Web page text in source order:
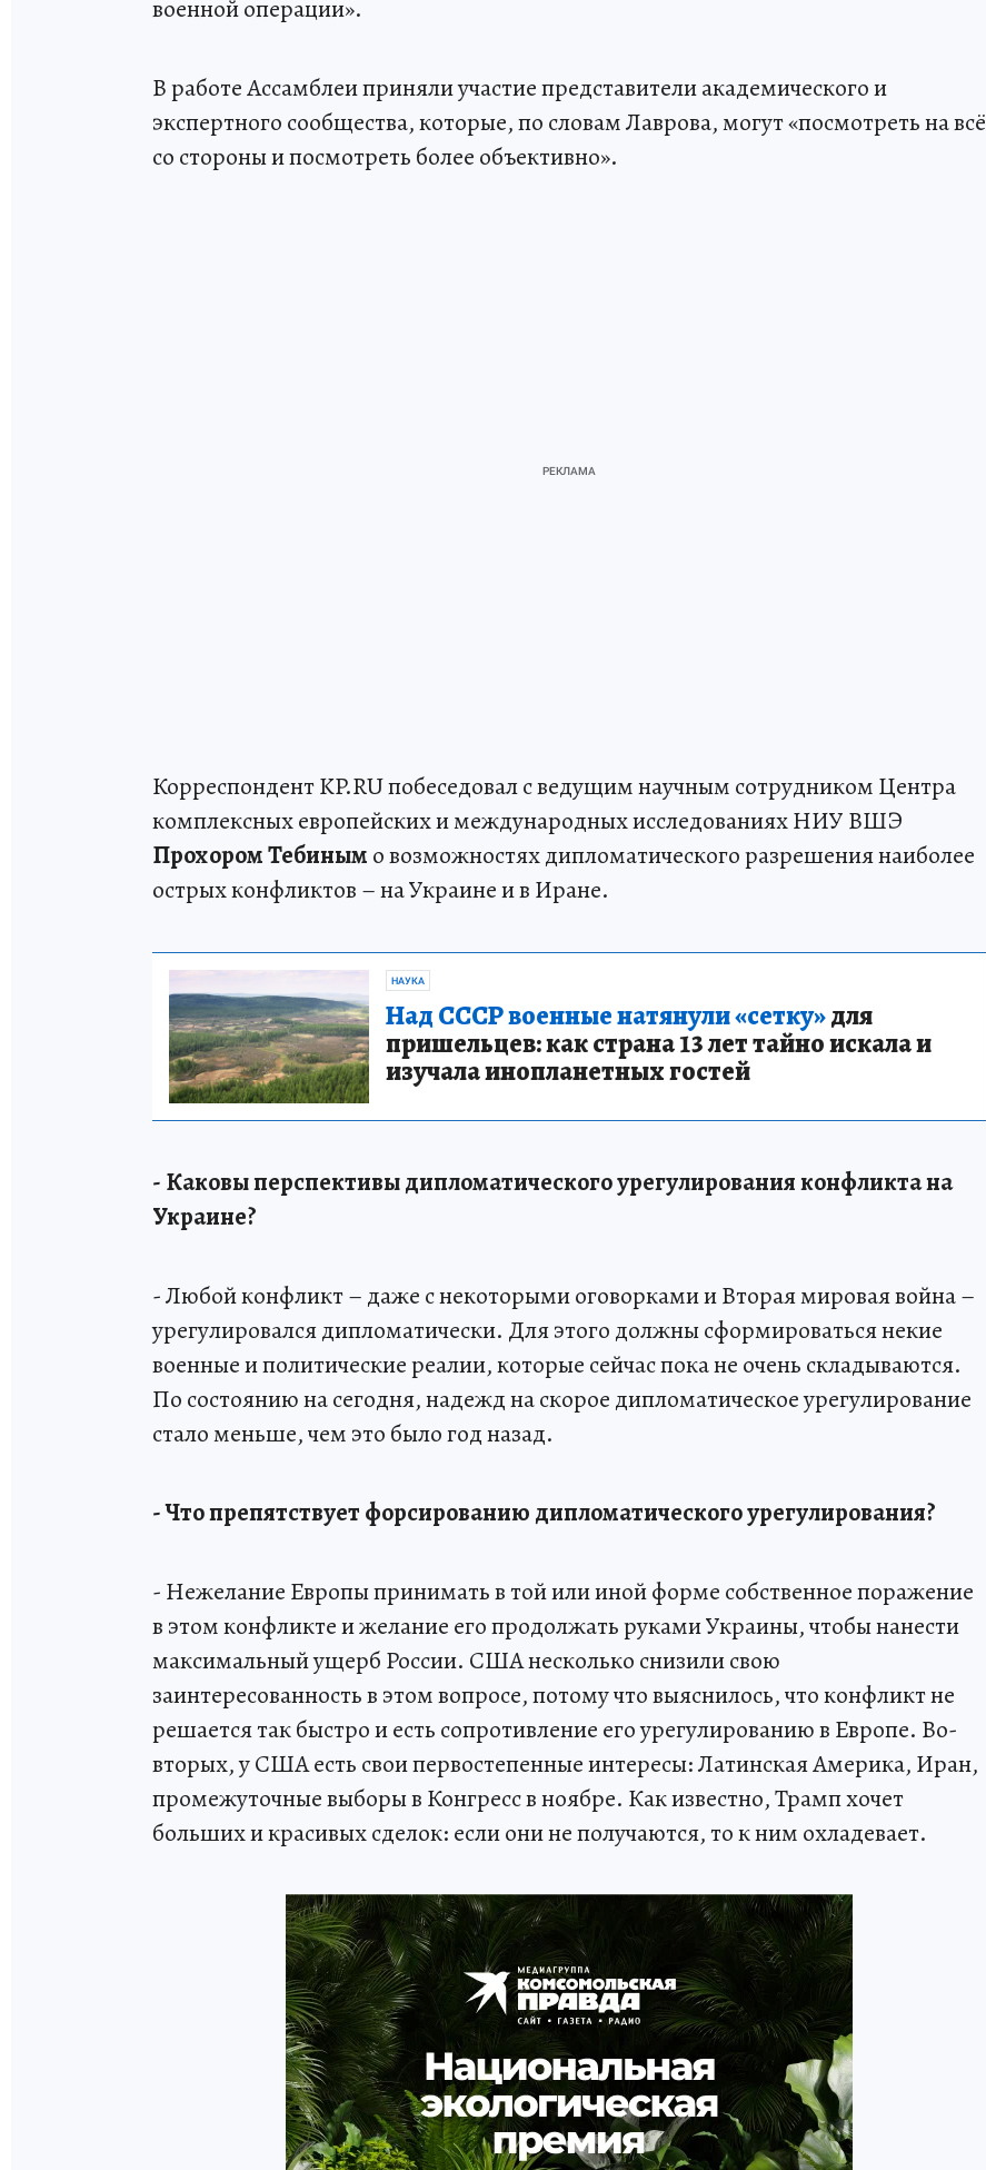
военной операции».
В работе Ассамблеи приняли участие представители академического и
экспертного сообщества, которые, по словам Лаврова, могут «посмотреть на всё
со стороны и посмотреть более объективно».
Корреспондент KP.RU побеседовал с ведущим научным сотрудником Центра
комплексных европейских и международных исследованиях НИУ ВШЭ
Прохором Тебиным о возможностях дипломатического разрешения наиболее
острых конфликтов – на Украине и в Иране.
НАУКА
Над СССР военные натянули «сетку»для
пришельцев: как страна 13 лет тайно искала и
изучала инопланетных гостей
- Каковы перспективы дипломатического урегулирования конфликта на
Украине?
- Любой конфликт – даже с некоторыми оговорками и Вторая мировая война –
урегулировался дипломатически. Для этого должны сформироваться некие
военные и политические реалии, которые сейчас пока не очень складываются.
По состоянию на сегодня, надежд на скорое дипломатическое урегулирование
стало меньше, чем это было год назад.
- Что препятствует форсированию дипломатического урегулирования?
- Нежелание Европы принимать в той или иной форме собственное поражение
в этом конфликте и желание его продолжать руками Украины, чтобы нанести
максимальный ущерб России. США несколько снизили свою
заинтересованность в этом вопросе, потому что выяснилось, что конфликт не
решается так быстро и есть сопротивление его урегулированию в Европе. Во-
вторых, у США есть свои первостепенные интересы: Латинская Америка, Иран,
промежуточные выборы в Конгресс в ноябре. Как известно, Трамп хочет
больших и красивых сделок: если они не получаются, то к ним охладевает.